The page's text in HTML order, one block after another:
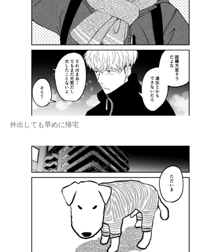
外出しても早めに帰宅